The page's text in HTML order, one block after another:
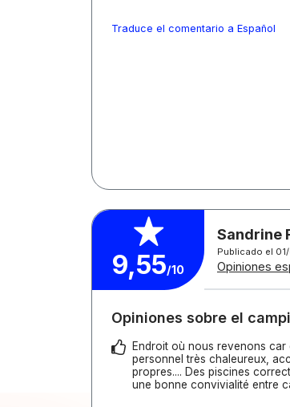
Traduce el comentario a Español
9,55/10
Sandrine
Publicado el
Opiniones
Opiniones sobre el
Endroit où nous revenons
personnel très chaleureux,
propres.... Des piscines
une bonne convivialité entre